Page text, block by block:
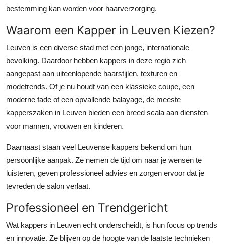
Crypto
Advertise with US
Business
Finance
Tech
General
Support Number
How To
Top 10
bestemming kan worden voor haarverzorging.
Waarom een Kapper in Leuven Kiezen?
Leuven is een diverse stad met een jonge, internationale
bevolking. Daardoor hebben kappers in deze regio zich
aangepast aan uiteenlopende haarstijlen, texturen en
modetrends. Of je nu houdt van een klassieke coupe, een
moderne fade of een opvallende balayage, de meeste
kapperszaken in Leuven bieden een breed scala aan diensten
voor mannen, vrouwen en kinderen.
Daarnaast staan veel Leuvense kappers bekend om hun
persoonlijke aanpak. Ze nemen de tijd om naar je wensen te
luisteren, geven professioneel advies en zorgen ervoor dat je
tevreden de salon verlaat.
Professioneel en Trendgericht
Wat kappers in Leuven echt onderscheidt, is hun focus op trends
en innovatie. Ze blijven op de hoogte van de laatste technieken